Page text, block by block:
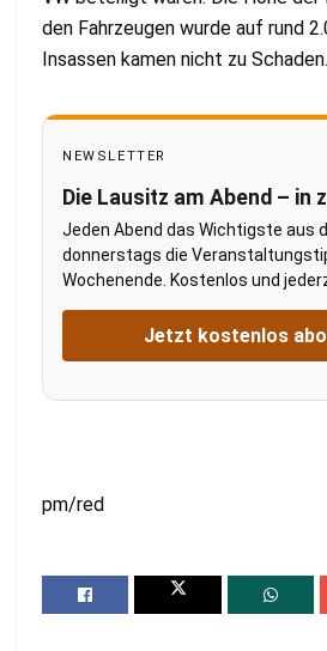
den Fahrzeugen wurde auf rund
Insassen kamen nicht zu Schaden.
NEWSLETTER
Die Lausitz am Abend – in
Jeden Abend das Wichtigste aus
donnerstags die
Wochenende. Kostenlos und
Jetzt kostenlos
pm/red